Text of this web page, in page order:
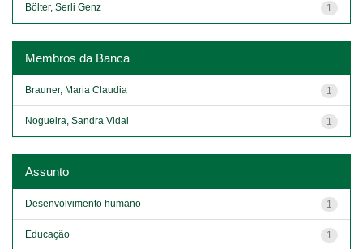
1
Bölter, Serli Genz
Membros da Banca
1
Brauner, Maria Claudia
1
Nogueira, Sandra Vidal
Assunto
1
Desenvolvimento humano
1
Educação